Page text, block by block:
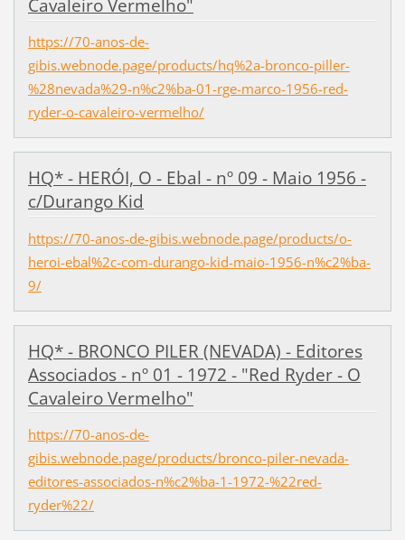
Cavaleiro Vermelho"
https://70-anos-de-
gibis.webnode.page/products/hq%2a-bronco-piller-
%28nevada%29-n%c2%ba-01-rge-marco-1956-red-
ryder-o-cavaleiro-vermelho/
HQ* - HERÓI, O - Ebal - nº 09 - Maio 1956 -
c/Durango Kid
https://70-anos-de-gibis.webnode.page/products/o-
heroi-ebal%2c-com-durango-kid-maio-1956-n%c2%ba-
9/
HQ* - BRONCO PILER (NEVADA) - Editores
Associados - nº 01 - 1972 - "Red Ryder - O
Cavaleiro Vermelho"
https://70-anos-de-
gibis.webnode.page/products/bronco-piler-nevada-
editores-associados-n%c2%ba-1-1972-%22red-
ryder%22/